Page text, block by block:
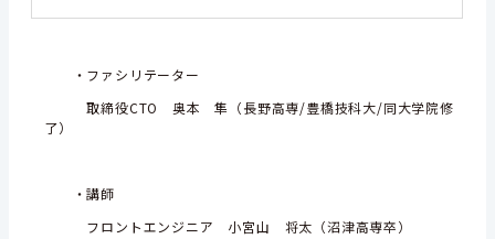
・ファシリテーター
取締役CTO 奥本 隼（長野高専/豊橋技科大/同大学院修
了）
・講師
フロントエンジニア 小宮山 将太（沼津高専卒）